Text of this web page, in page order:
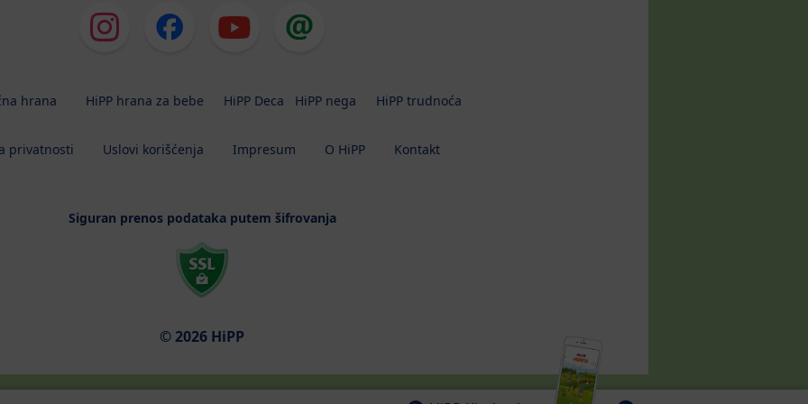
hrana HiPP hrana za bebe HiPP Deca HiPP nega HiPP trudnoća
privatnosti Uslovi korišćenja Impresum O HiPP Kontakt
Siguran prenos podataka putem šifrovanja
© 2026 HiPP